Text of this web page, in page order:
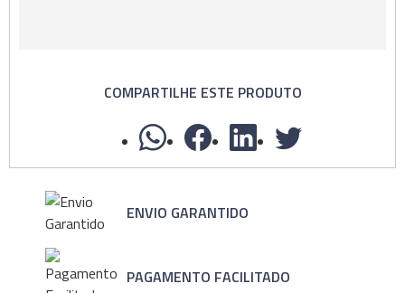
COMPARTILHE ESTE PRODUTO
ENVIO GARANTIDO
PAGAMENTO FACILITADO